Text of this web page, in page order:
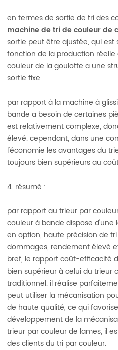
en termes de sortie de tri des
machine de tri de couleur de
sortie peut être ajustée, qui
fonction de la production réelle
couleur de la goulotte a une
sortie fixe.
par rapport à la machine à
bande a besoin de certaines
est relativement complexe,
élevé. cependant, dans une
l'économie les avantages du
toujours bien supérieurs au
4. résumé :
par rapport au trieur par
couleur à bande dispose
en option, haute précision de
dommages, rendement élevé
bref, le rapport coût-efficacité
bien supérieur à celui du trieur
traditionnel. il réalise
peut utiliser la mécanisation
de haute qualité, ce qui
développement de la
trieur par couleur de lames, il
des clients du tri par couleur.